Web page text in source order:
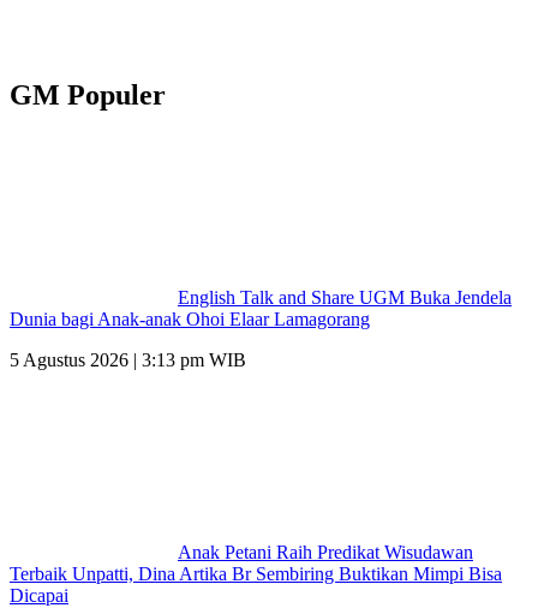
GM Populer
English Talk and Share UGM Buka Jendela
Dunia bagi Anak-anak Ohoi Elaar Lamagorang
5 Agustus 2026 | 3:13 pm WIB
Anak Petani Raih Predikat Wisudawan
Terbaik Unpatti, Dina Artika Br Sembiring Buktikan Mimpi Bisa
Dicapai